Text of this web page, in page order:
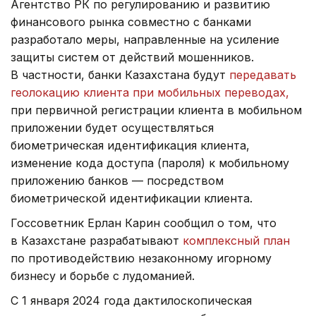
Агентство РК по регулированию и развитию
финансового рынка совместно с банками
разработало меры, направленные на усиление
защиты систем от действий мошенников.
В частности, банки Казахстана будут передавать
геолокацию клиента при мобильных переводах,
при первичной регистрации клиента в мобильном
приложении будет осуществляться
биометрическая идентификация клиента,
изменение кода доступа (пароля) к мобильному
приложению банков — посредством
биометрической идентификации клиента.
Госсоветник Ерлан Карин сообщил о том, что
в Казахстане разрабатывают комплексный план
по противодействию незаконному игорному
бизнесу и борьбе с лудоманией.
С 1 января 2024 года дактилоскопическая